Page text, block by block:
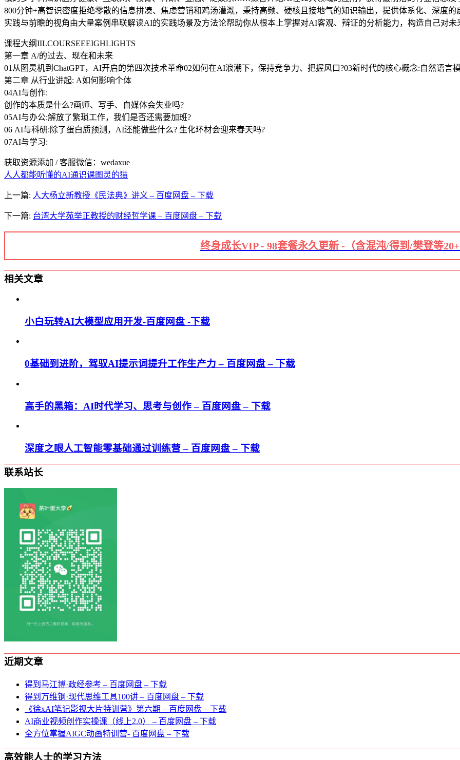
800分钟+高智识密度拒绝零散的信息拼凑、焦虑营销和鸡汤灌溉，秉持高频、硬核且接地气的知识输出，提供体系化、深度的
实践与前瞻的视角由大量案例串联解读AI的实践场景及方法论帮助你从根本上掌握对AI客观、辩证的分析能力，构造自己对
课程大纲IILCOURSEEEIGHLIGHTS
第一章 A/的过去、现在和未来
01从图灵机到ChatGPT，AI开启的第四次技术革命02如何在AI浪潮下，保持竞争力、把握风口?03新时代的核心概念:自然语言
第二章 从行业讲起: A如何影响个体
04AI与创作:
创作的本质是什么?画师、写手、自媒体会失业吗?
05AI与办公:解放了繁琐工作，我们是否还需要加班?
06 AI与科研:除了蛋白质预测，AI还能做些什么? 生化环材会迎来春天吗?
07AI与学习:
获取资源添加 / 客服微信：wedaxue
人人都能听懂的AI通识课图灵的猫
上一篇: 人大杨立新教授《民法典》讲义 – 百度网盘 – 下载
下一篇: 台湾大学苑举正教授的财经哲学课 – 百度网盘 – 下载
终身成长VIP - 98套餐永久更新 -（含混沌/得到/樊登等
相关文章
小白玩转AI大模型应用开发-百度网盘 -下载
0基础到进阶，驾驭AI提示词提升工作生产力 – 百度网盘 – 下载
高手的黑箱：AI时代学习、思考与创作 – 百度网盘 – 下载
深度之眼人工智能零基础通过训练营 – 百度网盘 – 下载
联系站长
近期文章
得到马江博·政经参考 – 百度网盘 – 下载
得到万维钢·现代思维⼯具100讲 – 百度网盘 – 下载
《徐xAI笔记影视大片特训营》第六期 – 百度网盘 – 下载
AI商业视频创作实操课（线上2.0） – 百度网盘 – 下载
全方位掌握AIGC动画特训营- 百度网盘 – 下载
高效能人士的学习方法